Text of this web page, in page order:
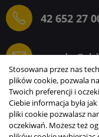
42 652 27
ELEKTROGIEŁDA
SP.J.
Stosowana przez nas
plików cookie, pozwala
Twoich preferencji i
Ciebie informacja była
pliki cookie pozwalasz
oczekiwań. Możesz też